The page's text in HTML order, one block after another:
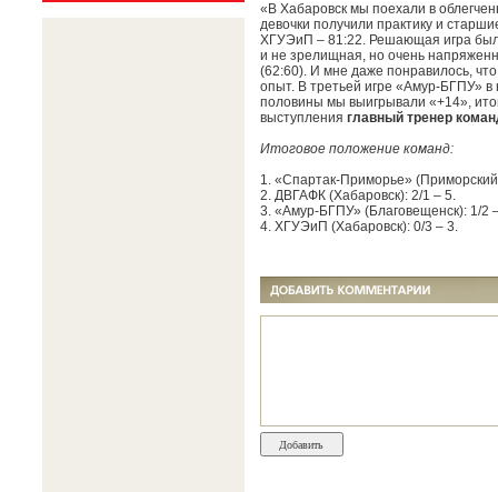
«В Хабаровск мы поехали в
девочки получили практику и
ХГУЭиП – 81:22. Решающая игра
и не зрелищная, но очень
(62:60). И мне даже понравилось,
опыт. В третьей игре «Амур-БГПУ»
половины мы выигрывали «+14»,
выступления главный тренер
Итоговое положение команд:
1. «Спартак-Приморье»
2. ДВГАФК (Хабаровск): 2/1 – 5.
3. «Амур-БГПУ» (Благовещенск): 1/2
4. ХГУЭиП (Хабаровск): 0/3 – 3.